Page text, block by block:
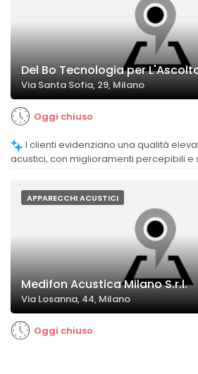
Del Bo Tecnologia per
Via Santa Sofia, 29, Milano
Oggi chiuso
acustici, con miglioramenti percepibili e
APPARECCHI ACUSTICI
Medifon Acustica Milano S.r.l.
Via Losanna, 44, Milano
Oggi chiuso